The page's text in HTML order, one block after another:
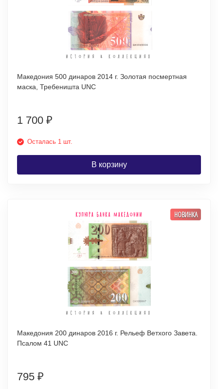
Македония 500 динаров 2014 г. Золотая посмертная
маска, Требеништа UNC
1 700 ₽
Осталась 1 шт.
В корзину
НОВИНКА
Македония 200 динаров 2016 г. Рельеф Ветхого Завета.
Псалом 41 UNC
795 ₽